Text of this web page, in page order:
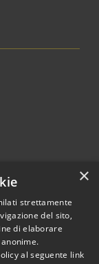
2026 • Comune di
×
strettamente
del sito,
di elaborare
al seguente link